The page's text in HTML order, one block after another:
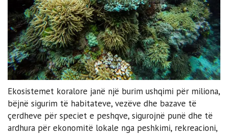
Ekosistemet koralore janë një burim ushqimi për miliona,
bëjnë sigurim të habitateve, vezëve dhe bazave të
çerdheve për speciet e peshqve, sigurojnë punë dhe të
ardhura për ekonomitë lokale nga peshkimi, rekreacioni,